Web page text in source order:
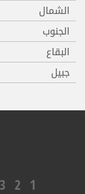
الشمال
الجنوب
البقاع
جبيل
1
2
3